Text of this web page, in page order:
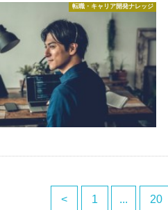
転職・キャリア開発ナレッジ
< 1 ... 20